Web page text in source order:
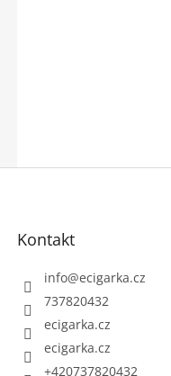
Kontakt
info@ecigarka.cz
737820432
ecigarka.cz
ecigarka.cz
+420737820432